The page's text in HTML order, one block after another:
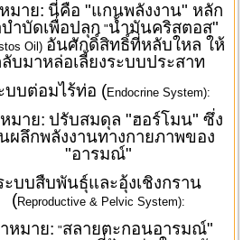
มาย: นี่คือ "แกนพลังงาน" หลัก
บำบัดเพื่อปลุก "น้ำมันคริสตอส"
Oil) อันศักดิ์สิทธิ์ที่หลับใหล ให้
บมาหล่อเลี้ยงระบบประสาท
บบต่อมไร้ท่อ (Endocrine System):
มาย: ปรับสมดุล "ฮอร์โมน" ซึ่ง
ผลึกพลังงานทางกายภาพของ
"อารมณ์"
ะบบสืบพันธุ์และอุ้งเชิงกราน
(Reproductive & Pelvic System):
หมาย: "สลายตะกอนอารมณ์"